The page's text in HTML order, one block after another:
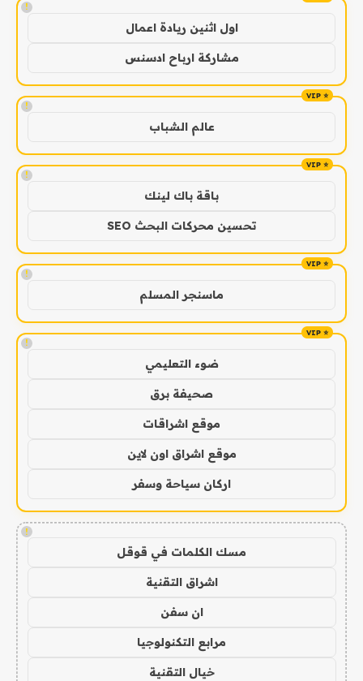
!
اول اثنين ريادة اعمال
مشاركة ارباح ادسنس
!
عالم الشباب
!
باقة باك لينك
تحسين محركات البحث SEO
!
ماسنجر المسلم
!
ضوء التعليمي
صحيفة برق
موقع اشراقات
موقع اشراق اون لاين
اركان سياحة وسفر
!
مسك الكلمات في قوقل
اشراق التقنية
ان سفن
مرابع التكنولوجيا
خيال التقنية